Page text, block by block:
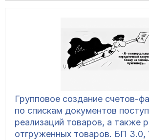
Групповое создание счетов-
по спискам документов
реализаций товаров, а также
отгруженных товаров. БП 3.0,